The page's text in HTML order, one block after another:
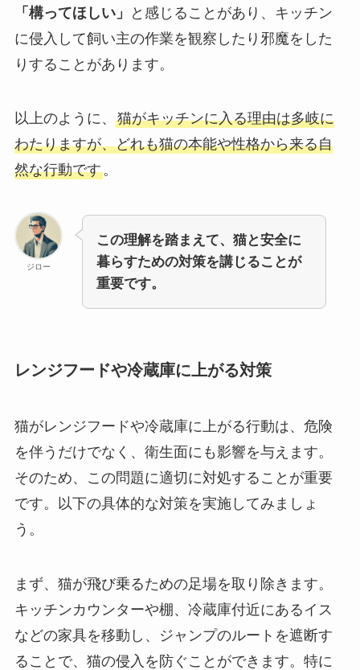
「構ってほしい」
と感じることがあり、キッチン
に侵入して飼い主の作業を観察したり邪魔をした
りすることがあります。
以上のように、 猫がキッチンに入る理由は多岐に
わたりますが、どれも猫の本能や性格から来る自
然な行動です。
ジロー
この理解を踏まえて、猫と安全に
暮らすための対策を講じることが
重要です。
レンジフードや冷蔵庫に上がる対策
猫がレンジフードや冷蔵庫に上がる行動は、危険
を伴うだけでなく、衛生面にも影響を与えます。
そのため、この問題に適切に対処することが重要
です。以下の具体的な対策を実施してみましょ
う。
まず、猫が飛び乗るための足場を取り除きます。
キッチンカウンターや棚、冷蔵庫付近にあるイス
などの家具を移動し、ジャンプのルートを遮断す
ることで、猫の侵入を防ぐことができます。特に